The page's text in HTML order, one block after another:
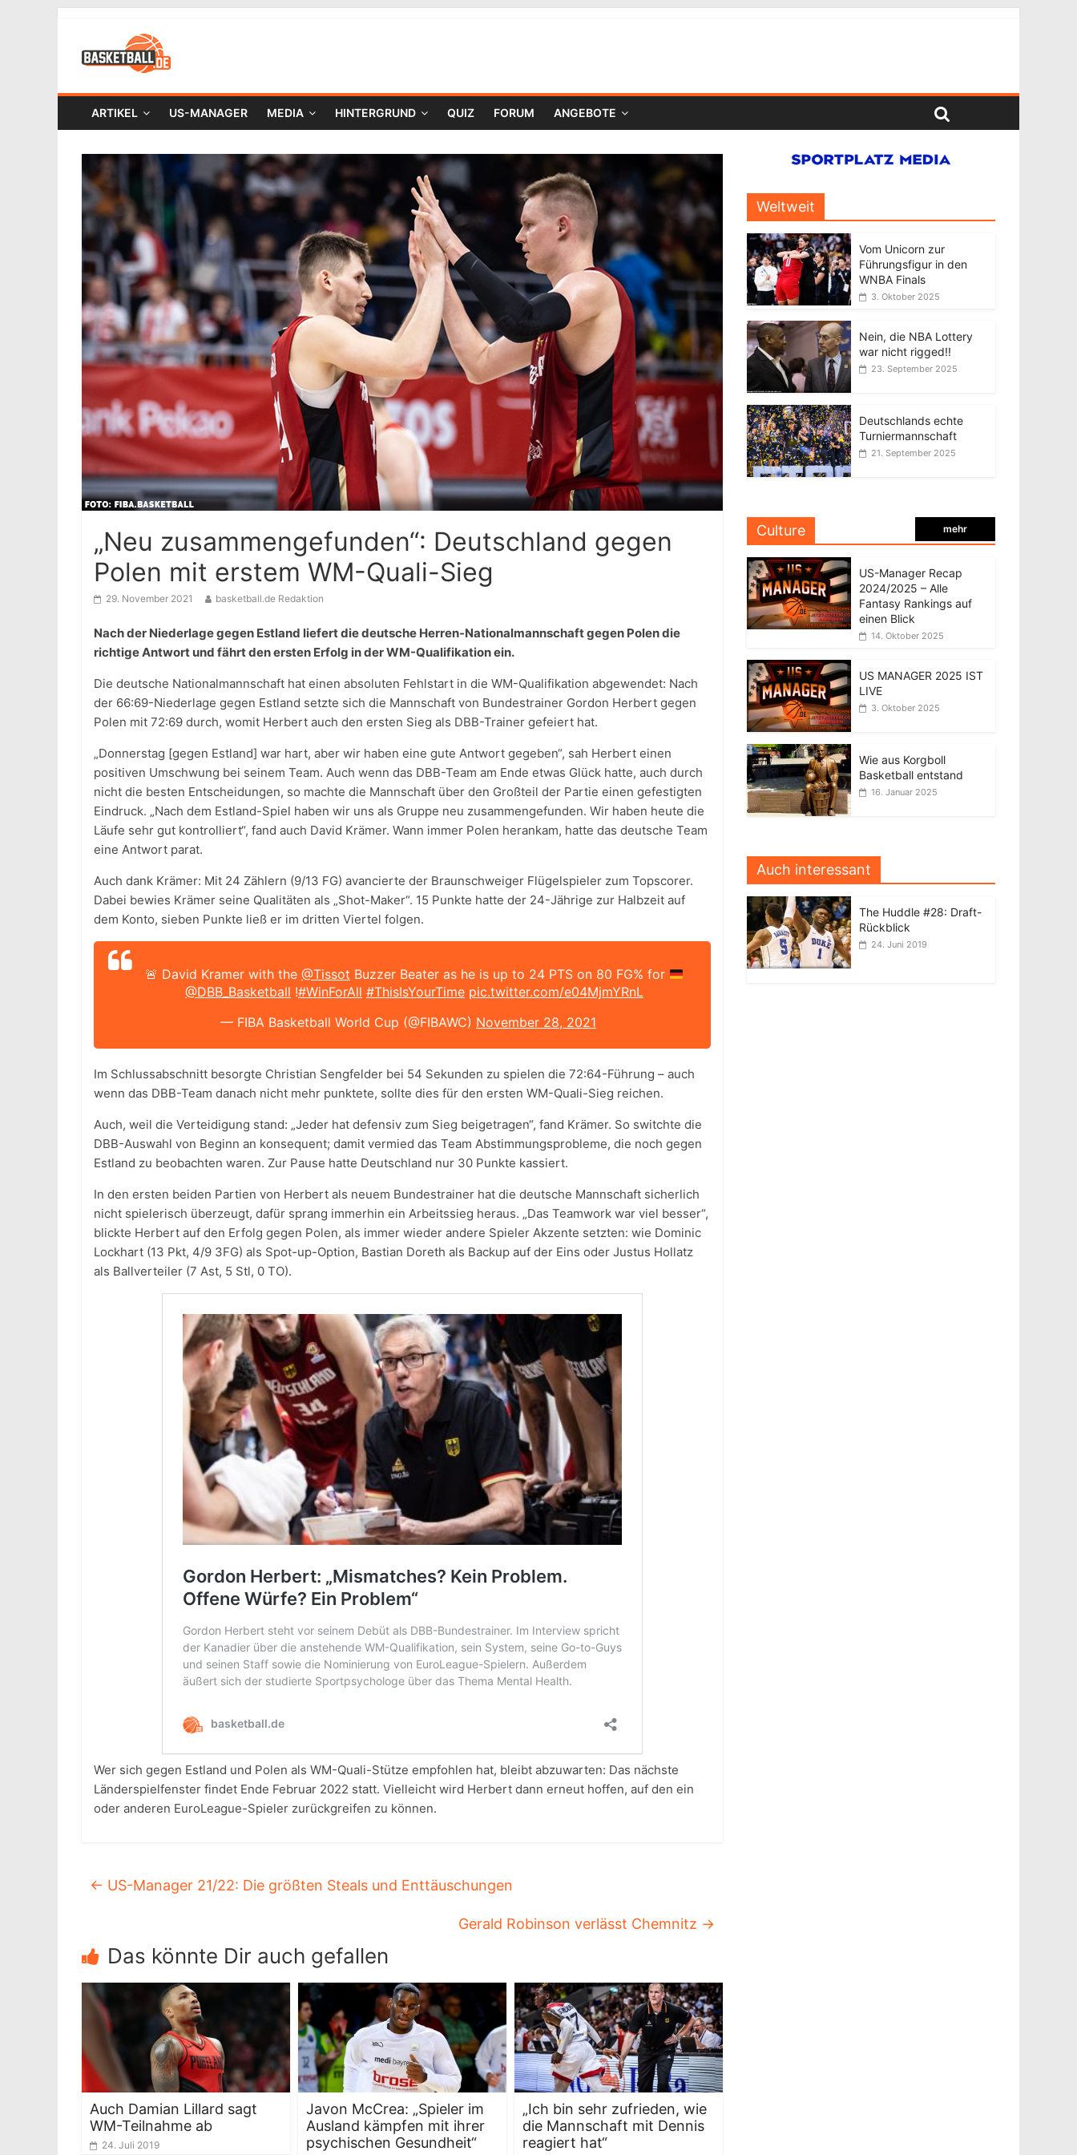
ARTIKEL US-MANAGER MEDIA HINTERGRUND QUIZ FORUM ANGEBOTE
„Neu zusammengefunden“: Deutschland gegen
Polen mit erstem WM-Quali-Sieg
29. November 2021 basketball.de Redaktion
Nach der Niederlage gegen Estland liefert die deutsche Herren-Nationalmannschaft gegen Polen die
richtige Antwort und fährt den ersten Erfolg in der WM-Qualifikation ein.
Die deutsche Nationalmannschaft hat einen absoluten Fehlstart in die WM-Qualifikation abgewendet: Nach
der 66:69-Niederlage gegen Estland setzte sich die Mannschaft von Bundestrainer Gordon Herbert gegen
Polen mit 72:69 durch, womit Herbert auch den ersten Sieg als DBB-Trainer gefeiert hat.
„Donnerstag [gegen Estland] war hart, aber wir haben eine gute Antwort gegeben“, sah Herbert einen
positiven Umschwung bei seinem Team. Auch wenn das DBB-Team am Ende etwas Glück hatte, auch durch
nicht die besten Entscheidungen, so machte die Mannschaft über den Großteil der Partie einen gefestigten
Eindruck. „Nach dem Estland-Spiel haben wir uns als Gruppe neu zusammengefunden. Wir haben heute die
Läufe sehr gut kontrolliert“, fand auch David Krämer. Wann immer Polen herankam, hatte das deutsche Team
eine Antwort parat.
Auch dank Krämer: Mit 24 Zählern (9/13 FG) avancierte der Braunschweiger Flügelspieler zum Topscorer.
Dabei bewies Krämer seine Qualitäten als „Shot-Maker“. 15 Punkte hatte der 24-Jährige zur Halbzeit auf
dem Konto, sieben Punkte ließ er im dritten Viertel folgen.
🚨 David Kramer with the @Tissot Buzzer Beater as he is up to 24 PTS on 80 FG% for
@DBB_Basketball !#WinForAll #ThisIsYourTime pic.twitter.com/e04MjmYRnL
— FIBA Basketball World Cup (@FIBAWC) November 28, 2021
Im Schlussabschnitt besorgte Christian Sengfelder bei 54 Sekunden zu spielen die 72:64-Führung – auch
wenn das DBB-Team danach nicht mehr punktete, sollte dies für den ersten WM-Quali-Sieg reichen.
Auch, weil die Verteidigung stand: „Jeder hat defensiv zum Sieg beigetragen“, fand Krämer. So switchte die
DBB-Auswahl von Beginn an konsequent; damit vermied das Team Abstimmungsprobleme, die noch gegen
Estland zu beobachten waren. Zur Pause hatte Deutschland nur 30 Punkte kassiert.
In den ersten beiden Partien von Herbert als neuem Bundestrainer hat die deutsche Mannschaft sicherlich
nicht spielerisch überzeugt, dafür sprang immerhin ein Arbeitssieg heraus. „Das Teamwork war viel besser“,
blickte Herbert auf den Erfolg gegen Polen, als immer wieder andere Spieler Akzente setzten: wie Dominic
Lockhart (13 Pkt, 4/9 3FG) als Spot-up-Option, Bastian Doreth als Backup auf der Eins oder Justus Hollatz
als Ballverteiler (7 Ast, 5 Stl, 0 TO).
Wer sich gegen Estland und Polen als WM-Quali-Stütze empfohlen hat, bleibt abzuwarten: Das nächste
Länderspielfenster findet Ende Februar 2022 statt. Vielleicht wird Herbert dann erneut hoffen, auf den ein
oder anderen EuroLeague-Spieler zurückgreifen zu können.
← US-Manager 21/22: Die größten Steals und Enttäuschungen
Gerald Robinson verlässt Chemnitz →
Das könnte Dir auch gefallen
Auch Damian Lillard sagt
WM-Teilnahme ab
24. Juli 2019
Javon McCrea: „Spieler im
Ausland kämpfen mit ihrer
psychischen Gesundheit“
„Ich bin sehr zufrieden, wie
die Mannschaft mit Dennis
reagiert hat“
Weltweit
Vom Unicorn zur
Führungsfigur in den
WNBA Finals
3. Oktober 2025
Nein, die NBA Lottery
war nicht rigged!!
23. September 2025
Deutschlands echte
Turniermannschaft
21. September 2025
Culture mehr
US-Manager Recap
2024/2025 – Alle
Fantasy Rankings auf
einen Blick
14. Oktober 2025
US MANAGER 2025 IST
LIVE
3. Oktober 2025
Wie aus Korgboll
Basketball entstand
16. Januar 2025
Auch interessant
The Huddle #28: Draft-
Rückblick
24. Juni 2019